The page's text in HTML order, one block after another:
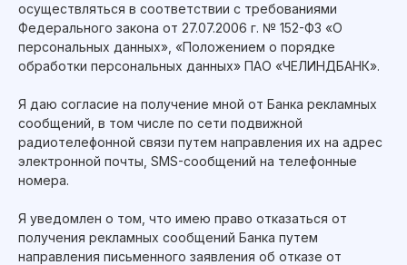
осуществляться в соответствии с требованиями
Федерального закона от 27.07.2006 г. № 152-ФЗ «О
персональных данных», «Положением о порядке
обработки персональных данных» ПАО «ЧЕЛИНДБАНК».
Я даю согласие на получение мной от Банка рекламных
сообщений, в том числе по сети подвижной
радиотелефонной связи путем направления их на адрес
электронной почты, SMS-сообщений на телефонные
номера.
Я уведомлен о том, что имею право отказаться от
получения рекламных сообщений Банка путем
направления письменного заявления об отказе от
8-800-5001-800
www.chelindbank.ru
mail@chelindbank.ru